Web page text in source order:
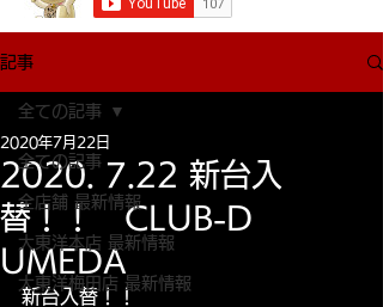
記事
全ての記事
全店舗 最新情報
大東洋本店 最新情報
大東洋梅田店 最新情報
全ての記事
2020. 7.22 新台入
替！！ CLUB-D
UMEDA
2020年7月22日
新台入替！！